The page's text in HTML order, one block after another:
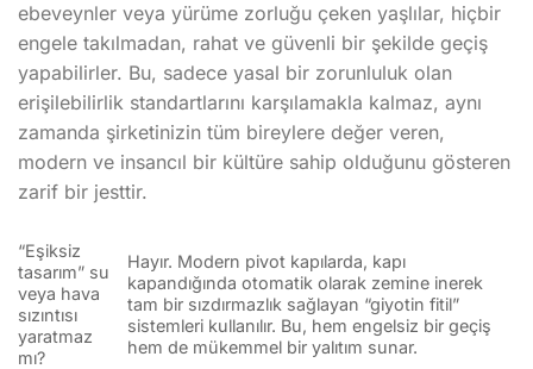
ebeveynler veya yürüme zorluğu çeken yaşlılar, hiçbir
engele takılmadan, rahat ve güvenli bir şekilde geçiş
yapabilirler. Bu, sadece yasal bir zorunluluk olan
erişilebilirlik standartlarını karşılamakla kalmaz, aynı
zamanda şirketinizin tüm bireylere değer veren,
modern ve insancıl bir kültüre sahip olduğunu gösteren
zarif bir jesttir.
“Eşiksiz
tasarım” su
veya hava
sızıntısı
yaratmaz
mı?
Hayır. Modern pivot kapılarda, kapı
kapandığında otomatik olarak zemine inerek
tam bir sızdırmazlık sağlayan “giyotin fitil”
sistemleri kullanılır. Bu, hem engelsiz bir geçiş
hem de mükemmel bir yalıtım sunar.